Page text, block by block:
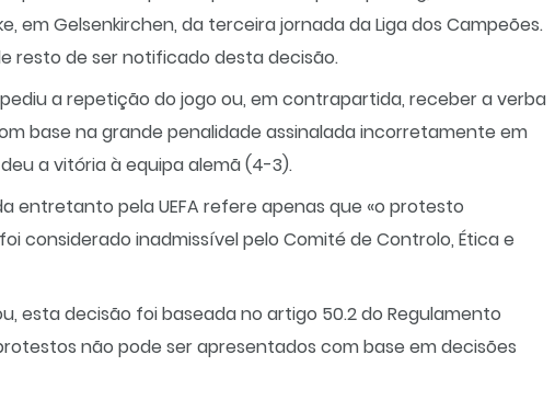
em Gelsenkirchen, da terceira jornada da Liga dos Campeões.
resto de ser notificado desta decisão.
a repetição do jogo ou, em contrapartida, receber a verba
base na grande penalidade assinalada incorretamente em
a vitória à equipa alemã (4-3).
entretanto pela UEFA refere apenas que «o protesto
considerado inadmissível pelo Comité de Controlo, Ética e
esta decisão foi baseada no artigo 50.2 do Regulamento
não pode ser apresentados com base em decisões